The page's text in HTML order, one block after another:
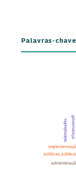
Palavras-chave